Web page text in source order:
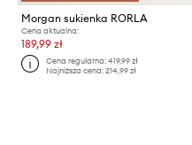
Morgan sukienka RORLA
Cena aktualna:
189,99 zł
Cena regularna:419,99 zł
Najniższa cena:214,99 zł